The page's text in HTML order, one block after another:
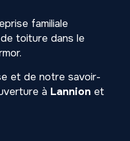
familiale
toiture dans le
et de notre savoir-
à Lannion et